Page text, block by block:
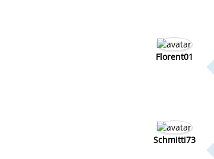
Florent01
Schmitti73